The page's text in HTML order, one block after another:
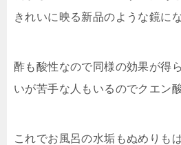
きれいに映る新品のような鏡に
酢も酸性なので同様の効果が得
いが苦手な人もいるのでクエン
これでお風呂の水垢もぬめりも